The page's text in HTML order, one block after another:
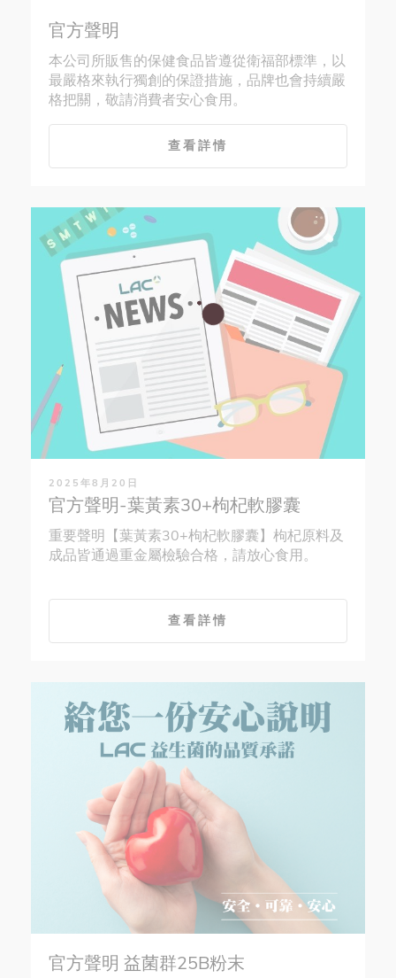
官方聲明
本公司所販售的保健食品皆遵從衛福部標準，以
最嚴格來執行獨創的保證措施，品牌也會持續嚴
格把關，敬請消費者安心食用。
查看詳情
2025年8月20日
官方聲明-葉黃素30+枸杞軟膠囊
重要聲明【葉黃素30+枸杞軟膠囊】枸杞原料及
成品皆通過重金屬檢驗合格，請放心食用。
查看詳情
官方聲明 益菌群25B粉末